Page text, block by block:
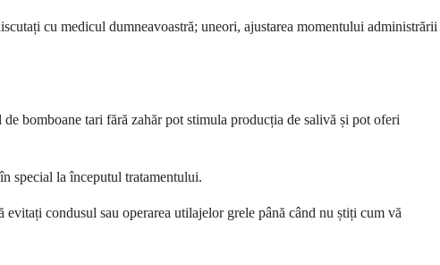
cu medicul dumneavoastră; uneori, ajustarea momentului administrării
bomboane tari fără zahăr pot stimula producția de salivă și pot oferi
special la începutul tratamentului.
condusul sau operarea utilajelor grele până când nu știți cum vă